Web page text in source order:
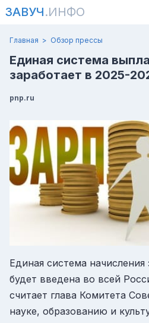
ЗАВУЧ.ИНФО
Главная Обзор прессы
Единая система
заработает в 2025-
pnp.ru
Единая система начисления
будет введена во всей
считает глава Комитета
науке, образованию и